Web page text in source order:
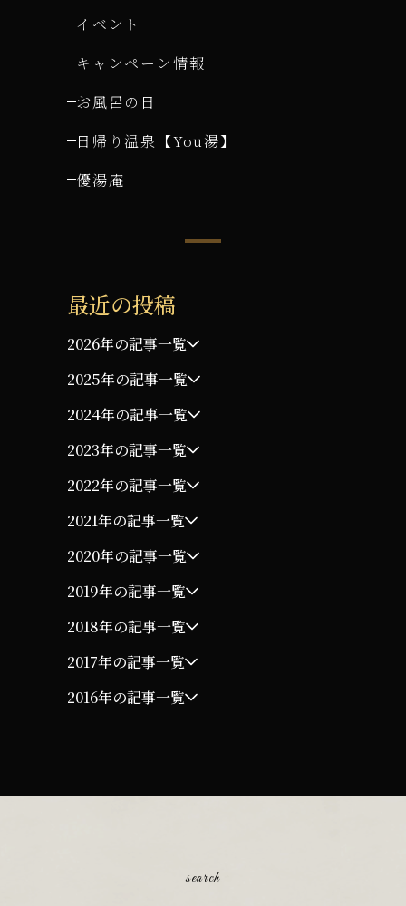
イベント
キャンペーン情報
お風呂の日
日帰り温泉【You湯】
優湯庵
最近の投稿
2026年の記事一覧
2025年の記事一覧
2024年の記事一覧
2023年の記事一覧
2022年の記事一覧
2021年の記事一覧
2020年の記事一覧
2019年の記事一覧
2018年の記事一覧
2017年の記事一覧
2016年の記事一覧
search